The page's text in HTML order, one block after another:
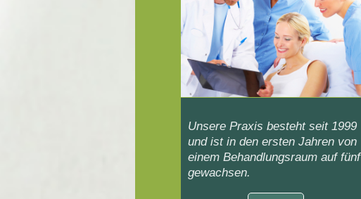
Unsere Praxis besteht seit 1999
und ist in den ersten Jahren von
einem Behandlungsraum auf fünf
gewachsen.